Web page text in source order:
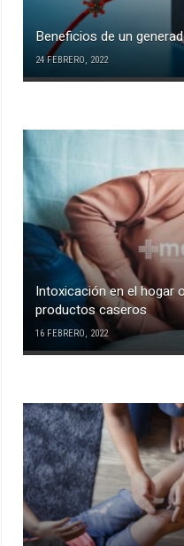
Beneficios de un
24 FEBRERO, 2022
Intoxicación en el hogar
productos caseros
16 FEBRERO, 2022